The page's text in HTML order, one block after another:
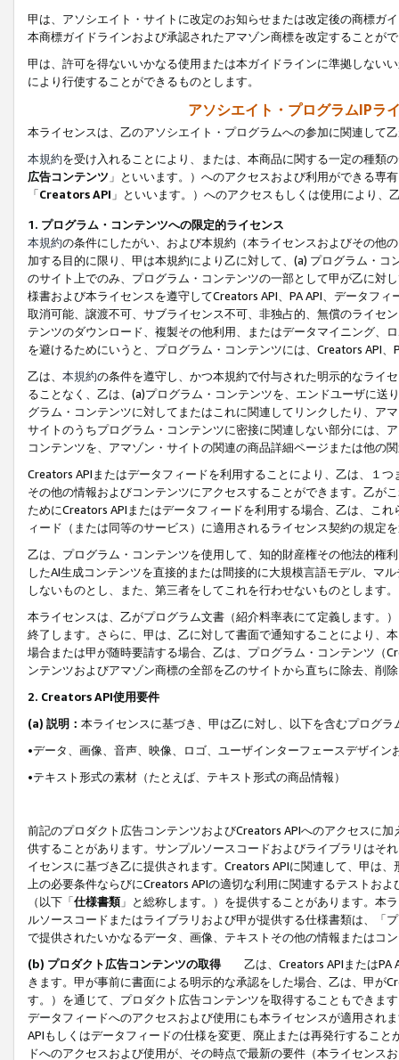
甲は、アソシエイト・サイトに改定のお知らせまたは改定後の商標ガ
本商標ガイドラインおよび承認されたアマゾン商標を改定することが
甲は、許可を得ないいかなる使用または本ガイドラインに準拠しない
により行使することができるものとします。
アソシエイト・プログラムIPラ
本ライセンスは、乙のアソシエイト・プログラムへの参加に関連して
本規約を受け入れることにより、または、本商品に関する一定の種類
広告コンテンツ 」といいます。）へのアクセスおよび利用ができる専
「Creators API 」といいます。）へのアクセスもしくは使用により
1. プログラム・コンテンツへの限定的ライセンス
本規約の条件にしたがい、および本規約（本ライセンスおよびその他
加する目的に限り、甲は本規約により乙に対して、(a) プログラム・
のサイト上でのみ、プログラム・コンテンツの一部として甲が乙に対
様書および本ライセンスを遵守してCreators API、PA API、データフ
取消可能、譲渡不可、サブライセンス不可、非独占的、無償のライセ
テンツのダウンロード、複製その他利用、またはデータマイニング、
を避けるためにいうと、プログラム・コンテンツには、Creators API
乙は、 本規約の条件を遵守し、かつ本規約で付与された明示的なライ
ることなく、乙は、(a)プログラム・コンテンツを、エンドユーザに
グラム・コンテンツに対してまたはこれに関連してリンクしたり、ア
サイトのうちプログラム・コンテンツに密接に関連しない部分には、
コンテンツを、アマゾン・サイトの関連の商品詳細ページまたは他の
Creators APIまたはデータフィードを利用することにより、乙は、１
その他の情報およびコンテンツにアクセスすることができます。乙が
ためにCreators APIまたはデータフィードを利用する場合、乙は、こ
ィード（または同等のサービス）に適用されるライセンス契約の規定
乙は、プログラム・コンテンツを使用して、知的財産権その他法的権
したAI生成コンテンツを直接的または間接的に大規模言語モデル、マ
しないものとし、また、第三者をしてこれを行わせないものとします。
本ライセンスは、乙がプログラム文書（紹介料率表にて定義します。
終了します。さらに、甲は、乙に対して書面で通知することにより、
場合または甲が随時要請する場合、乙は、プログラム・コンテンツ（
ンテンツおよびアマゾン商標の全部を乙のサイトから直ちに除去、削
2. Creators API使用要件
(a) 説明： 本ライセンスに基づき、甲は乙に対し、以下を含むプログ
•データ、画像、音声、映像、ロゴ、ユーザインターフェースデザイ
•テキスト形式の素材（たとえば、テキスト形式の商品情報）
前記のプロダクト広告コンテンツおよびCreators APIへのアクセスに
供することがあります。サンプルソースコードおよびライブラリはそ
イセンスに基づき乙に提供されます。Creators APIに関連して、甲は
上の必要条件ならびにCreators APIの適切な利用に関連するテストお
（以下「仕様書類」と総称します。）を提供することがあります。本
ルソースコードまたはライブラリおよび甲が提供する仕様書類は、「
で提供されたいかなるデータ、画像、テキストその他の情報またはコ
(b) プロダクト広告コンテンツの取得
乙は、Creators APIまたはPA
きます。甲が事前に書面による明示的な承認をした場合、乙は、甲が
す。）を通じて、プロダクト広告コンテンツを取得することもできま
データフィードへのアクセスおよび使用にも本ライセンスが適用され
APIもしくはデータフィードの仕様を変更、廃止または再発行するこ
ドへのアクセスおよび使用が、その時点で最新の要件（本ライセン